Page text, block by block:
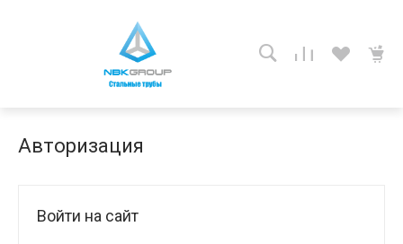
Авторизация
Войти на сайт